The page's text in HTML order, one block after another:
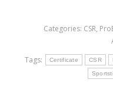
Categories: CSR,
Tags:
Certificate CSR